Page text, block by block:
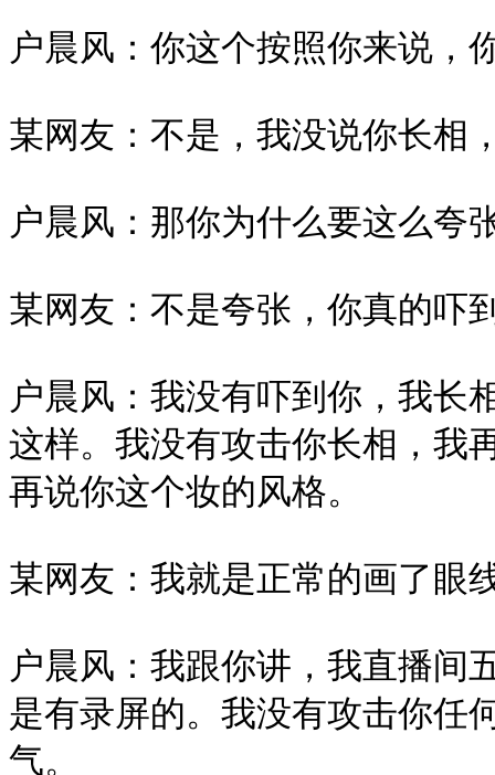
户晨风：你这个按照你来说，
某网友：不是，我没说你长相
户晨风：那你为什么要这么夸
某网友：不是夸张，你真的吓
户晨风：我没有吓到你，我长
这样。我没有攻击你长相，我
再说你这个妆的风格。
某网友：我就是正常的画了眼
户晨风：我跟你讲，我直播间
是有录屏的。我没有攻击你任
气。